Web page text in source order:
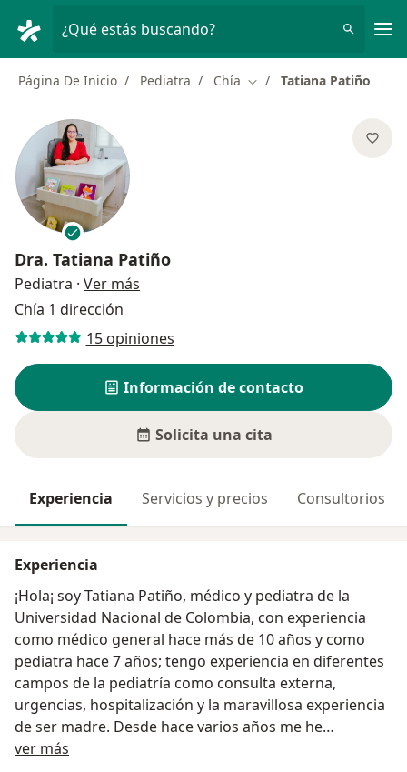
¿Qué estás buscando?
Página De Inicio Pediatra Chía Cambiar de ciudad
Tatiana Patiño
Dra. Tatiana Patiño
Pediatra · Ver más
Chía 1 dirección
15 opiniones
Información de contacto
Solicita una cita
Experiencia Servicios y precios Consultorios
Experiencia
¡Hola¡ soy Tatiana Patiño, médico y pediatra de la
Universidad Nacional de Colombia, con experiencia
como médico general hace más de 10 años y como
pediatra hace 7 años; tengo experiencia en diferentes
campos de la pediatría como consulta externa,
urgencias, hospitalización y la maravillosa experiencia
de ser madre. Desde hace varios años me he
interesado por continuar mi aprendizaje en diferentes
ver más